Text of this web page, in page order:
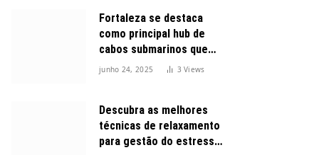
Fortaleza se destaca
como principal hub de
cabos submarinos que
conectam o Brasil ao
junho 24, 2025 3Views
Descubra as melhores
técnicas de relaxamento
para gestão do estresse